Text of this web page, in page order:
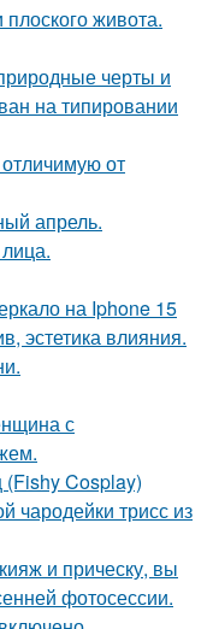
живота.
черты и
на типировании
от
апрель.
на Iphone 15
эстетика влияния.
с
Cosplay)
чародейки трисс из
и прическу, вы
фотосессии.